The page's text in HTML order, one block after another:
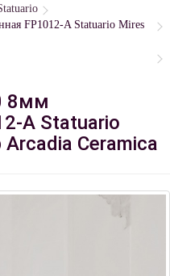
FP1012-A Statuario Mires
8мм
A Statuario
Ceramica